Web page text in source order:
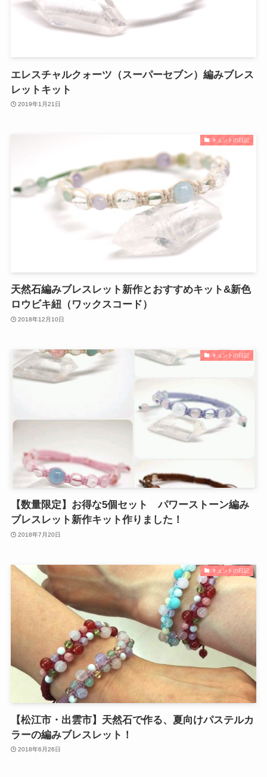
エレスチャルクォーツ（スーパーセブン）編みブレス
レットキット
2019年1月21日
キュントの日記
天然石編みブレスレット新作とおすすめキット&新色
ロウビキ紐（ワックスコード）
2018年12月10日
キュントの日記
【数量限定】お得な5個セット パワーストーン編み
ブレスレット新作キット作りました！
2018年7月20日
キュントの日記
【松江市・出雲市】天然石で作る、夏向けパステルカ
ラーの編みブレスレット！
2018年6月26日